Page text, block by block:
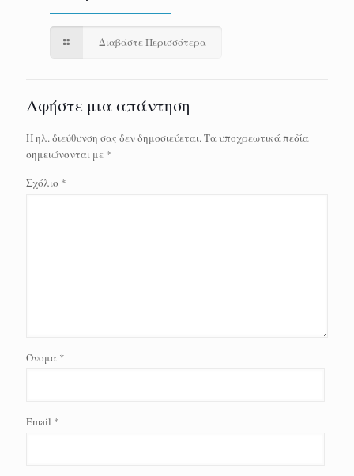
Διαβάστε Περισσότερα
Αφήστε μια απάντηση
Η ηλ. διεύθυνση σας δεν δημοσιεύεται.Τα υποχρεωτικά πεδία
σημειώνονται με *
Σχόλιο *
Όνομα *
Email *